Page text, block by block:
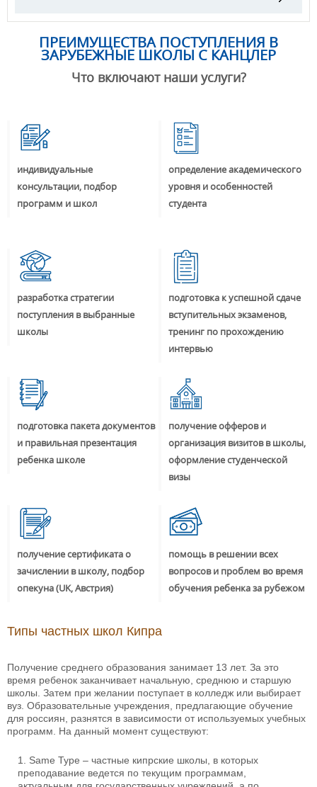
ПРЕИМУЩЕСТВА ПОСТУПЛЕНИЯ В
ЗАРУБЕЖНЫЕ ШКОЛЫ С КАНЦЛЕР
Что включают наши услуги?
индивидуальные
консультации, подбор
программ и школ
определение академического
уровня и особенностей
студента
разработка стратегии
поступления в выбранные
школы
подготовка к успешной сдаче
вступительных экзаменов,
тренинг по прохождению
интервью
подготовка пакета документов
и правильная презентация
ребенка школе
получение офферов и
организация визитов в школы,
оформление студенческой
визы
получение сертификата о
зачислении в школу, подбор
опекуна (UK, Австрия)
помощь в решении всех
вопросов и проблем во время
обучения ребенка за рубежом
Типы частных школ Кипра
Получение среднего образования занимает 13 лет. За это
время ребенок заканчивает начальную, среднюю и старшую
школы. Затем при желании поступает в колледж или выбирает
вуз. Образовательные учреждения, предлагающие обучение
для россиян, разнятся в зависимости от используемых учебных
программ. На данный момент существуют:
Same Type – частные кипрские школы, в которых
преподавание ведется по текущим программам,